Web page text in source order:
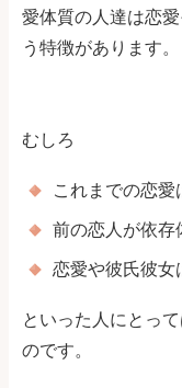
愛体質の人達は恋
う特徴があります。
むしろ
これまでの恋愛
前の恋人が依存
恋愛や彼氏彼女
といった人にとっ
のです。